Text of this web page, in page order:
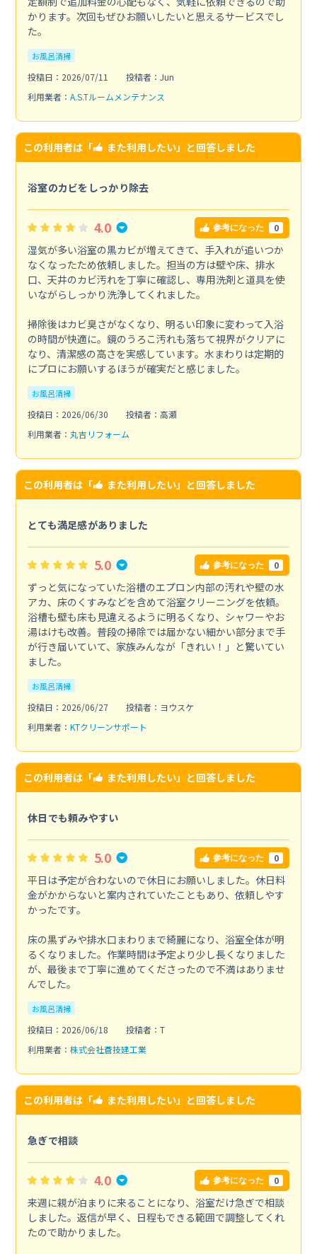
かります。次回もぜひお願いしたいと思えるサービスでし
た。
お風呂清掃
投稿日：2026/07/11
投稿者：Jun
利用業者： A.S.Tルームメンテナンス
この利用者は「 また利用したい」と回答しました
浴室のカビをしっかり除去
4.0 参考になった 0
湿気が多い浴室の黒カビが増えてきて、手入れが追いつか
なくなったため依頼しました。担当の方は壁や床、排水
口、天井のカビ汚れを丁寧に確認し、専用洗剤と道具を使
いながらしっかり洗浄してくれました。
掃除後はカビ臭さがなくなり、明るい印象に変わって入浴
の時間が快適に。鏡のうろこ汚れも落ちて視界がクリアに
なり、清潔感の高さを実感しています。水まわりは定期的
にプロにお願いするほうが確実だと感じました。
お風呂清掃
投稿日：2026/06/30
投稿者：高瀬
利用業者： 丸吉リフォーム
この利用者は「 また利用したい」と回答しました
とても満足感がありました
5.0 参考になった 0
ずっと気になっていた浴槽のエプロン内部の汚れや壁の水
アカ、床のくすみなどを含めて浴室クリーニングを依頼。
浴槽も壁も床も見違えるように明るくなり、シャワーやお
湯はけも改善。普段の掃除では届かない細かい部分まで手
が行き届いていて、家族みんなが「きれい！」と驚いてい
ました。
お風呂清掃
投稿日：2026/06/27
投稿者：ヨウスケ
利用業者： KTクリーンサポート
この利用者は「 また利用したい」と回答しました
休日でも頼みやすい
5.0 参考になった 0
平日は予定が合わないので休日にお願いしました。休日料
金がかからないと案内されていたこともあり、依頼しやす
かったです。
床の黒ずみや排水口まわりまで綺麗になり、浴室全体が明
るくなりました。作業時間は予定より少し長くなりました
が、最後まで丁寧に進めてくださったので不満はありませ
んでした。
お風呂清掃
投稿日：2026/06/18
投稿者：T
利用業者： 株式会社蒼技建工業
この利用者は「 また利用したい」と回答しました
急ぎで相談
4.0 参考になった 0
来週に親が泊まりに来ることになり、浴室だけ急ぎで相談
しました。返信が早く、日程もできる範囲で調整してくれ
たので助かりました。